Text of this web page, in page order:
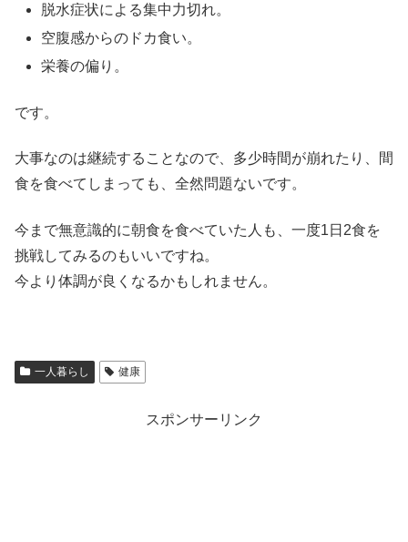
脱水症状による集中力切れ。
空腹感からのドカ食い。
栄養の偏り。
です。
大事なのは継続することなので、多少時間が崩れたり、間
食を食べてしまっても、全然問題ないです。
今まで無意識的に朝食を食べていた人も、一度1日2食を
挑戦してみるのもいいですね。
今より体調が良くなるかもしれません。
一人暮らし 健康
スポンサーリンク